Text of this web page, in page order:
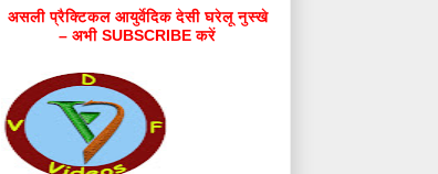
असली प्रैक्टिकल आयुर्वेदिक देसी घरेलू नुस्खे
– अभी SUBSCRIBE करें